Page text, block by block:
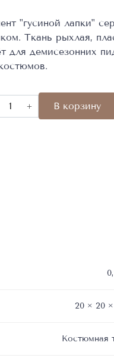
"гусиной лапки"
Ткань рыхлая,
для демисезонних
В корзину
20 × 20
Костюмная